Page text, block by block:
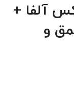
آلفا +
عمق و